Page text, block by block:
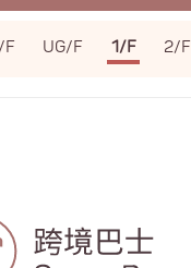
F UG/F 1/F 2/F